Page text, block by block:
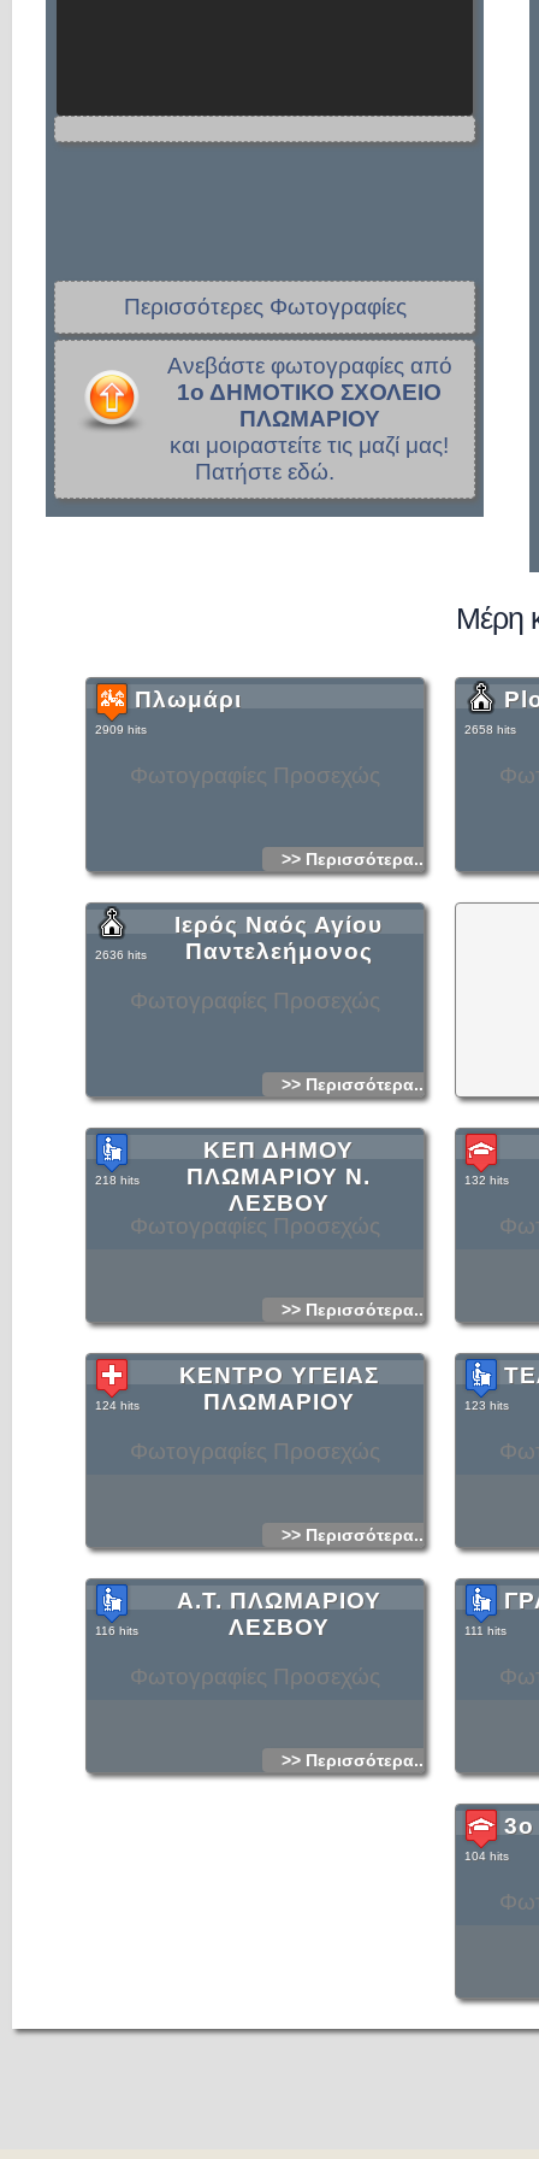
Περισσότερες Φωτογραφίες
Ανεβάστε φωτογραφίες από
1ο ΔΗΜΟΤΙΚΟ ΣΧΟΛΕΙΟ
ΠΛΩΜΑΡΙΟΥ
και μοιραστείτε τις μαζί μας!
Πατήστε εδώ.
Μέρη
Φωτογραφίες Προσεχώς
Πλωμάρι
2909 hits
>> Περισσότερα...
2658 hits
Φωτογραφίες Προσεχώς
Ιερός Ναός Αγίου
Παντελεήμονος
2636 hits
>> Περισσότερα...
Φωτογραφίες Προσεχώς
ΚΕΠ ΔΗΜΟΥ
ΠΛΩΜΑΡΙΟΥ Ν.
ΛΕΣΒΟΥ
218 hits
>> Περισσότερα...
132 hits
Φωτογραφίες Προσεχώς
ΚΕΝΤΡΟ ΥΓΕΙΑΣ
ΠΛΩΜΑΡΙΟΥ
124 hits
>> Περισσότερα...
123 hits
Φωτογραφίες Προσεχώς
Α.Τ. ΠΛΩΜΑΡΙΟΥ
ΛΕΣΒΟΥ
116 hits
>> Περισσότερα...
111 hits
104 hits